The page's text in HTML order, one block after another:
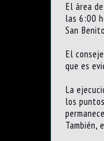
El área
las 6:00
San
El
que es
La
los
También,